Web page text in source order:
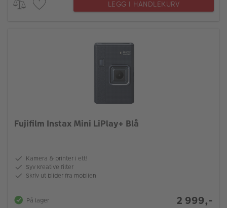
LEGG I HANDLEKURV
Fujifilm Instax Mini LiPlay+ Blå
Kamera & printer i ett!
Syv kreative filter
Skriv ut bilder fra mobilen
På lager 2 999,-